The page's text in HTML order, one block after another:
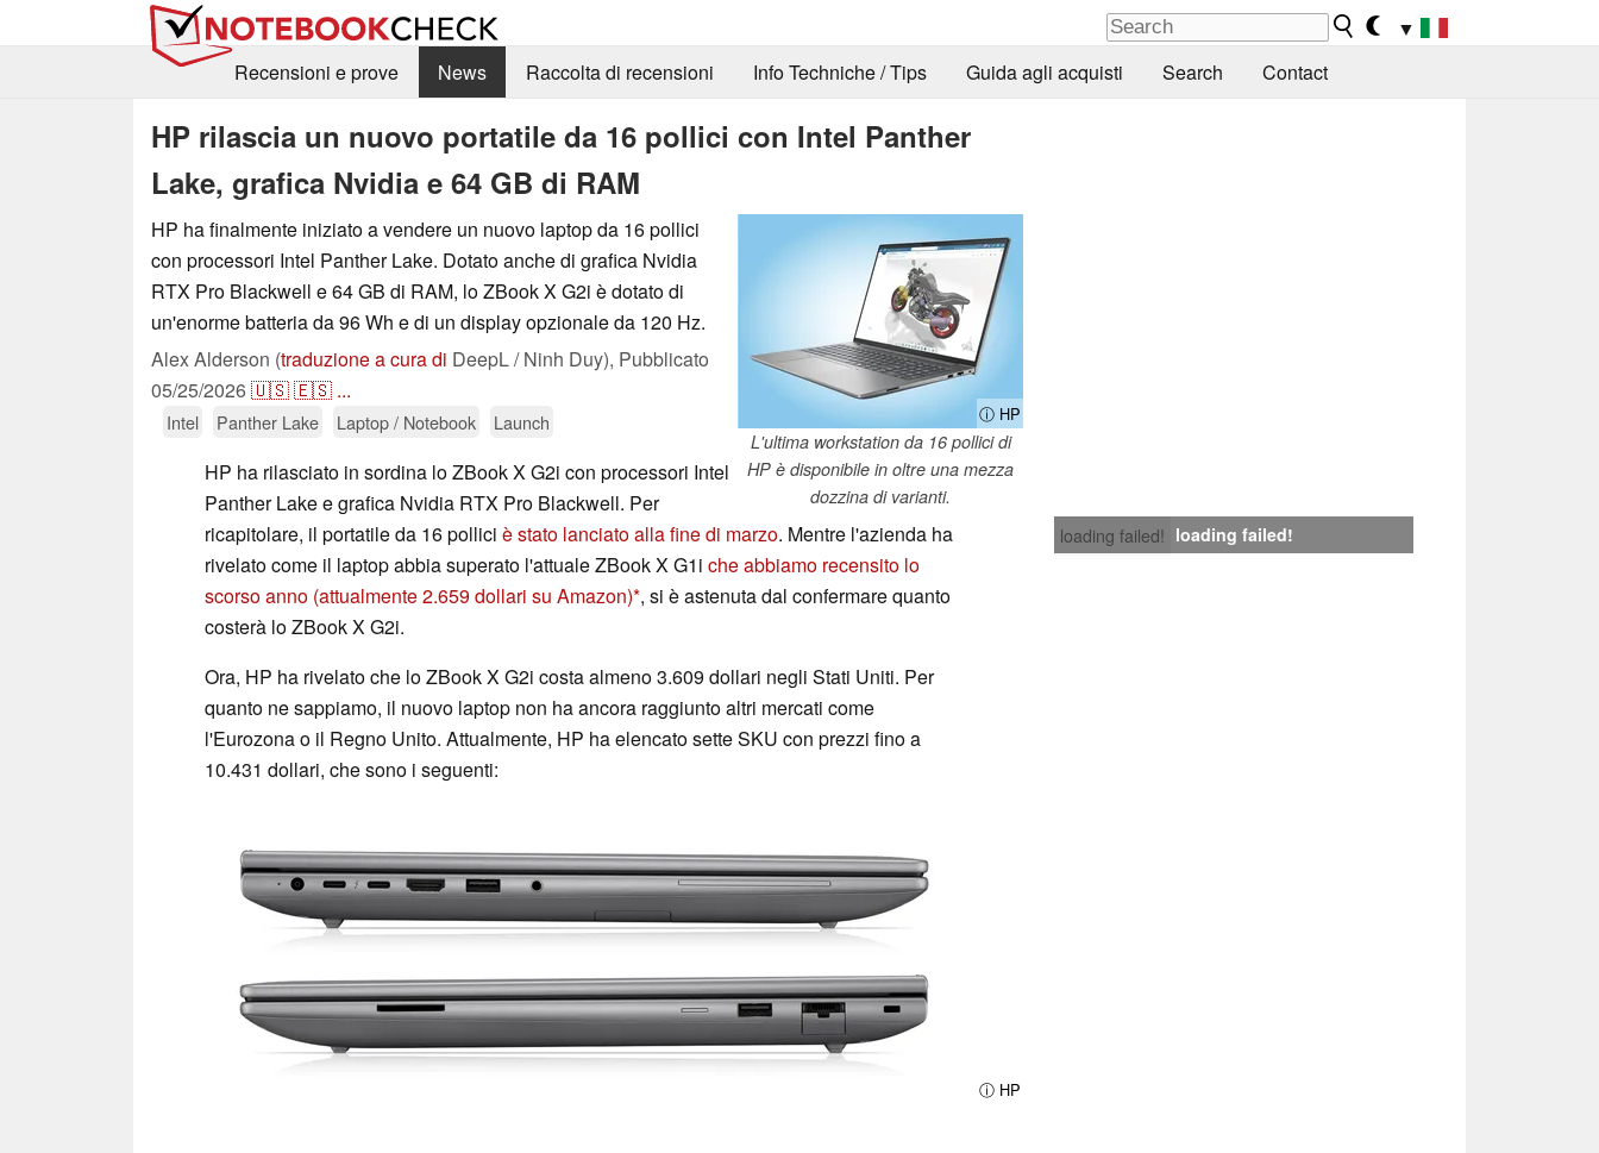
▼
Recensioni e prove
News Raccolta di recensioni Info Techniche / Tips Guida agli acquisti Search Contact
HP rilascia un nuovo portatile da 16 pollici con Intel Panther
Lake, grafica Nvidia e 64 GB di RAM
ⓘ HP
L'ultima workstation da 16 pollici di
HP è disponibile in oltre una mezza
dozzina di varianti.
HP ha finalmente iniziato a vendere un nuovo laptop da 16 pollici
con processori Intel Panther Lake. Dotato anche di grafica Nvidia
RTX Pro Blackwell e 64 GB di RAM, lo ZBook X G2i è dotato di
un'enorme batteria da 96 Wh e di un display opzionale da 120 Hz.
Alex Alderson (traduzione a cura di DeepL / Ninh Duy), Pubblicato
05/25/2026🇺🇸🇪🇸 ...
Intel Panther Lake Laptop / Notebook Launch
loading failed! loading failed!
HP ha rilasciato in sordina lo ZBook X G2i con processori Intel
Panther Lake e grafica Nvidia RTX Pro Blackwell. Per
ricapitolare, il portatile da 16 pollici è stato lanciato alla fine di marzo. Mentre l'azienda ha
rivelato come il laptop abbia superato l'attuale ZBook X G1i che abbiamo recensito lo
scorso anno (attualmente 2.659 dollari su Amazon) , si è astenuta dal confermare quanto
costerà lo ZBook X G2i.
Ora, HP ha rivelato che lo ZBook X G2i costa almeno 3.609 dollari negli Stati Uniti. Per
quanto ne sappiamo, il nuovo laptop non ha ancora raggiunto altri mercati come
l'Eurozona o il Regno Unito. Attualmente, HP ha elencato sette SKU con prezzi fino a
10.431 dollari, che sono i seguenti:
ⓘ HP